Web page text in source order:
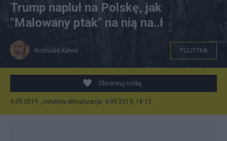
Materiały promocyjne filmu "Malowany ptak"
Trump napluł na Polskę, jak
"Malowany ptak" na nią na..ł
Romuald Kałwa POLITYKA
Obserwuj notkę
4.09.2019 , ostatnia aktualizacja: 4.09.2019, 18:12